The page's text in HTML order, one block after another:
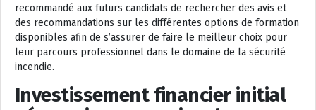
recommandé aux futurs candidats de rechercher des avis et
des recommandations sur les différentes options de formation
disponibles afin de s’assurer de faire le meilleur choix pour
leur parcours professionnel dans le domaine de la sécurité
incendie.
Investissement financier initial